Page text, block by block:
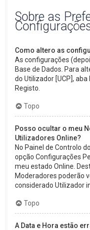
Sobre as
Como altero as
As configurações
Base de Dados. Para
do Utilizador [UCP],
Registo.
Topo
Posso ocultar o meu
Utilizadores Online?
No Painel de Controlo
opção Configurações
meu estado Online.
Moderadores poderão
considerado Utilizador
Topo
A Data e Hora estão